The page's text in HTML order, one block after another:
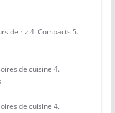
de riz 4. Compacts 5.
de cuisine 4.
de cuisine 4.